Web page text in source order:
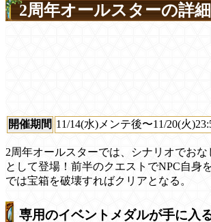
2周年オールスターの詳細
開催期間 11/14(水)メンテ後〜11/20(火
2周年オールスターでは、シナリオでおな
として登場！前半のクエストでNPC自身
では宝箱を破壊すればクリアとなる。
専用のイベントメダルが手に入